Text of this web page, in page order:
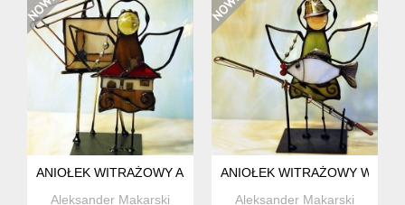
ANIOŁEK WITRAŻOWY ARCHITEKT
Aleksander Makarski
ANIOŁEK WITRAŻOWY
Aleksander Makarski